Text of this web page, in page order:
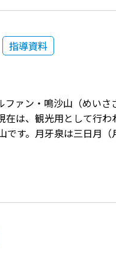
指導資料
ァン・鳴沙山（めい
は、観光用として行
す。月牙泉は三日月（